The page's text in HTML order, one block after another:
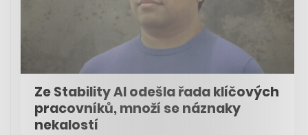
Ze Stability AI odešla řada klíčových
pracovníků, množí se náznaky
nekalostí